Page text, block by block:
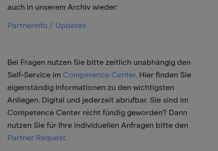
auch in unserem Archiv wieder:
Partnerinfo / Updates
Bei Fragen nutzen Sie bitte zeitlich unabhängig den
Self-Service im Competence Center. Hier finden Sie
eigenständig Informationen zu den wichtigsten
Anliegen. Digital und jederzeit abrufbar. Sie sind im
Competence Center nicht fündig geworden? Dann
nutzen Sie für Ihre individuellen Anfragen bitte den
Partner Request.